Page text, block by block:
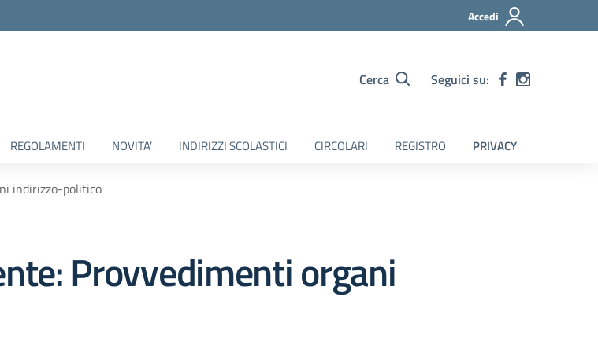
Accedi
Cerca Seguici su:
REGOLAMENTI NOVITA’ INDIRIZZI SCOLASTICI CIRCOLARI REGISTRO PRIVACY
indirizzo-politico
Provvedimenti organi